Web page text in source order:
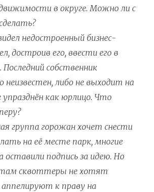
в округе. Можно ли с
недостроенный бизнес-
достроив его, ввести его в
собственник
неизвестен, либо не выходит на
упразднён как юрлицо. Что
группа горожан хочет снести
на её месте парк, многие
подпись за идею. Но
там сквоттеры не хотят
к праву на